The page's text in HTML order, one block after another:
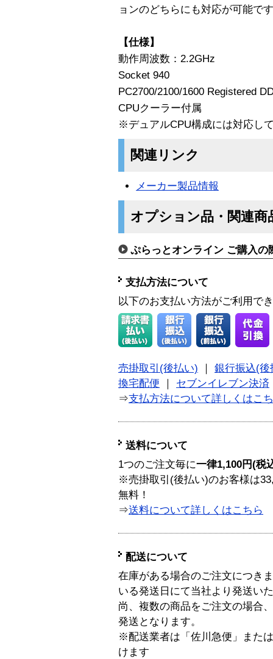
ョンのどちらにも対応が可能で
【仕様】
動作周波数：2.2GHz
Socket 940
PC2700/2100/1600 Registered
CPUクーラー付属
※デュアルCPU構成には対応し
関連リンク
メーカー製品情報
オプション品・関連商
ぷらっとオンライン ご購入の
支払方法について
以下のお支払い方法がご利用で
売掛取引(後払い)
銀行振込(後
換宅配便
セブンイレブン決済
⇒支払方法について詳しくはこ
送料について
1つのご注文毎に一律1,100円(税
※売掛取引(後払い)のお客様は
無料！
⇒送料について詳しくはこちら
配送について
在庫がある場合のご注文につき
いる発送日にて当社より発送い
尚、複数の商品をご注文の場合
発送となります。
※配送業者は「佐川急便」また
けます